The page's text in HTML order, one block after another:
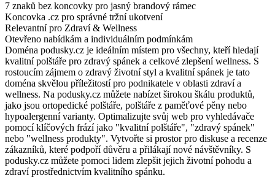
7 znaků bez koncovky pro jasný brandový rámec
Koncovka .cz pro správné tržní ukotvení
Relevantní pro Zdraví & Wellness
Otevřeno nabídkám a individuálním podmínkám
Doména podusky.cz je ideálním místem pro všechny, kteří hledají
kvalitní polštáře pro zdravý spánek a celkové zlepšení wellness. S
rostoucím zájmem o zdravý životní styl a kvalitní spánek je tato
doména skvělou příležitostí pro podnikatele v oblasti zdraví a
wellness. Na podusky.cz můžete nabízet širokou škálu produktů,
jako jsou ortopedické polštáře, polštáře z paměťové pěny nebo
hypoalergenní varianty. Optimalizujte svůj web pro vyhledávače
pomocí klíčových frází jako "kvalitní polštáře", "zdravý spánek"
nebo "wellness produkty". Vytvořte si prostor pro diskuse a recenze
zákazníků, které podpoří důvěru a přilákají nové návštěvníky. S
podusky.cz můžete pomoci lidem zlepšit jejich životní pohodu a
zdraví prostřednictvím kvalitního spánku.